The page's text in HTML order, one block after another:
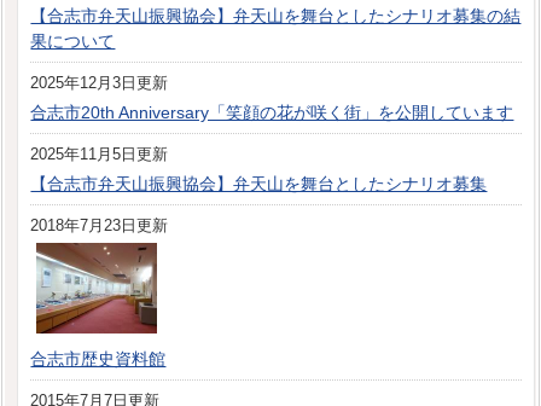
【合志市弁天山振興協会】弁天山を舞台としたシナリオ募集の結
果について
2025年12月3日更新
合志市20th Anniversary「笑顔の花が咲く街」を公開しています
2025年11月5日更新
【合志市弁天山振興協会】弁天山を舞台としたシナリオ募集
2018年7月23日更新
合志市歴史資料館
2015年7月7日更新